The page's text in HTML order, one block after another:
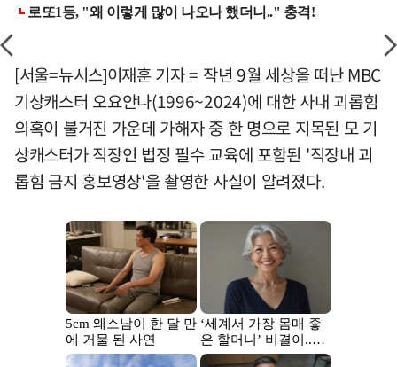
[서울=뉴시스]이재훈 기자 = 작년 9월 세상을 떠난 MBC
기상캐스터 오요안나(1996~2024)에 대한 사내 괴롭힘
의혹이 불거진 가운데 가해자 중 한 명으로 지목된 모 기
상캐스터가 직장인 법정 필수 교육에 포함된 '직장내 괴
롭힘 금지 홍보영상'을 촬영한 사실이 알려졌다.